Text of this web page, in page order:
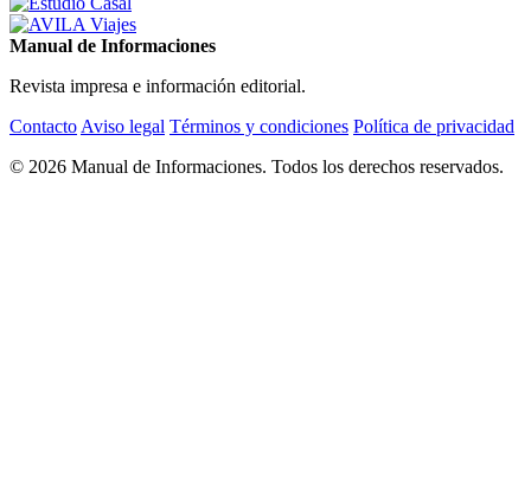
Manual de Informaciones
Revista impresa e información editorial.
Contacto Aviso legal Términos y condiciones Política de privacidad
© 2026 Manual de Informaciones. Todos los derechos reservados.